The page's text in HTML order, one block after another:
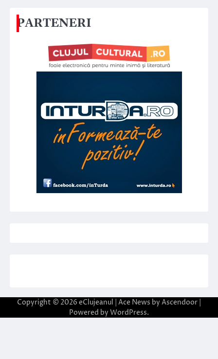
PARTENERI
Copyright © 2026 eClujeanul | Ace News by Ascendoor
Powered by WordPress.